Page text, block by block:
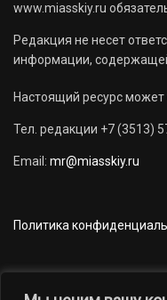
www.miasskiy.ru
Редакция не несет
информации,
Настоящий ресурс
Тел. редакции +7 (3513)
Email: mr@miasskiy.ru
Политика